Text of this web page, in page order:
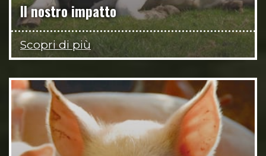
Il nostro impatto
Scopri di più